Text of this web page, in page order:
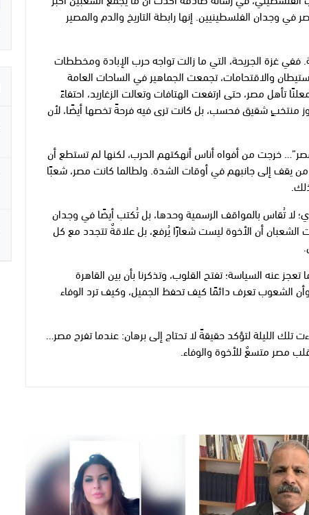
وجدان الفلسطينيين. إنها رابطة التاريخ والدم والمصير
ففي غزة الجريحة، التي ما زالت تواجه حرب الإبادة ومخططات
والاقتحامات، تجمعت الجماهير في الساحات العامة
تأهل مصر، حتى ارتفعت الهتافات وتعالت الزغاريد، احتفاءً
منتخبٍ شقيق فحسب، بل كانت ترى فيه فرحةً تخصها أيضًا، لأن
خرجت من أفواه أناس أنهكتهم الحرب، لكنها لم تستطع أن
من يقف إلى جانبهم في أوقات الشدة. ولطالما كانت مصر، شعبًا
لا تُقاس بالمواقف الرسمية وحدها، بل تُكتب أيضًا في وجدان
أن الأخوة ليست شعارًا يُرفع، بل علاقةٌ تتجدد مع كل
عنه السياسة؛ تفتح القلوب، وتذكرنا بأن بين القاهرة
الشعوب تعرف دائمًا كيف تحفظ الجميل، وكيف ترد الوفاء
تلك الليلة لتؤكد حقيقةً لا تحتاج إلى برهان: عندما تفرح مصر…
قلب مصر متسعٌ للأخوة والوفاء.